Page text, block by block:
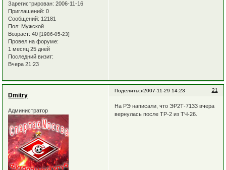
Зарегистрирован: 2006-11-16
Приглашений: 0
Сообщений: 12181
Пол: Мужской
Возраст: 40[1986-05-23]
Провел на форуме:
1 месяц 25 дней
Последний визит:
Вчера 21:23
Поделиться 21
2007-11-29 14:23
Dmitry
Администратор
На РЭ написали, что ЭР2Т-7133 вчера
вернулась после ТР-2 из ТЧ-26.